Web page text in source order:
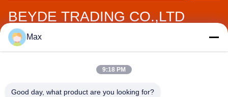
BEYDE TRADING CO.,LTD
पता:
बाओंतून गांव, शावा शहर, हेजियांग शहर, कैंगझोउ शहर, हेबेई प्रांत,
+86-18606615951
Max
9:18 PM
Good day, what product are you looking for?